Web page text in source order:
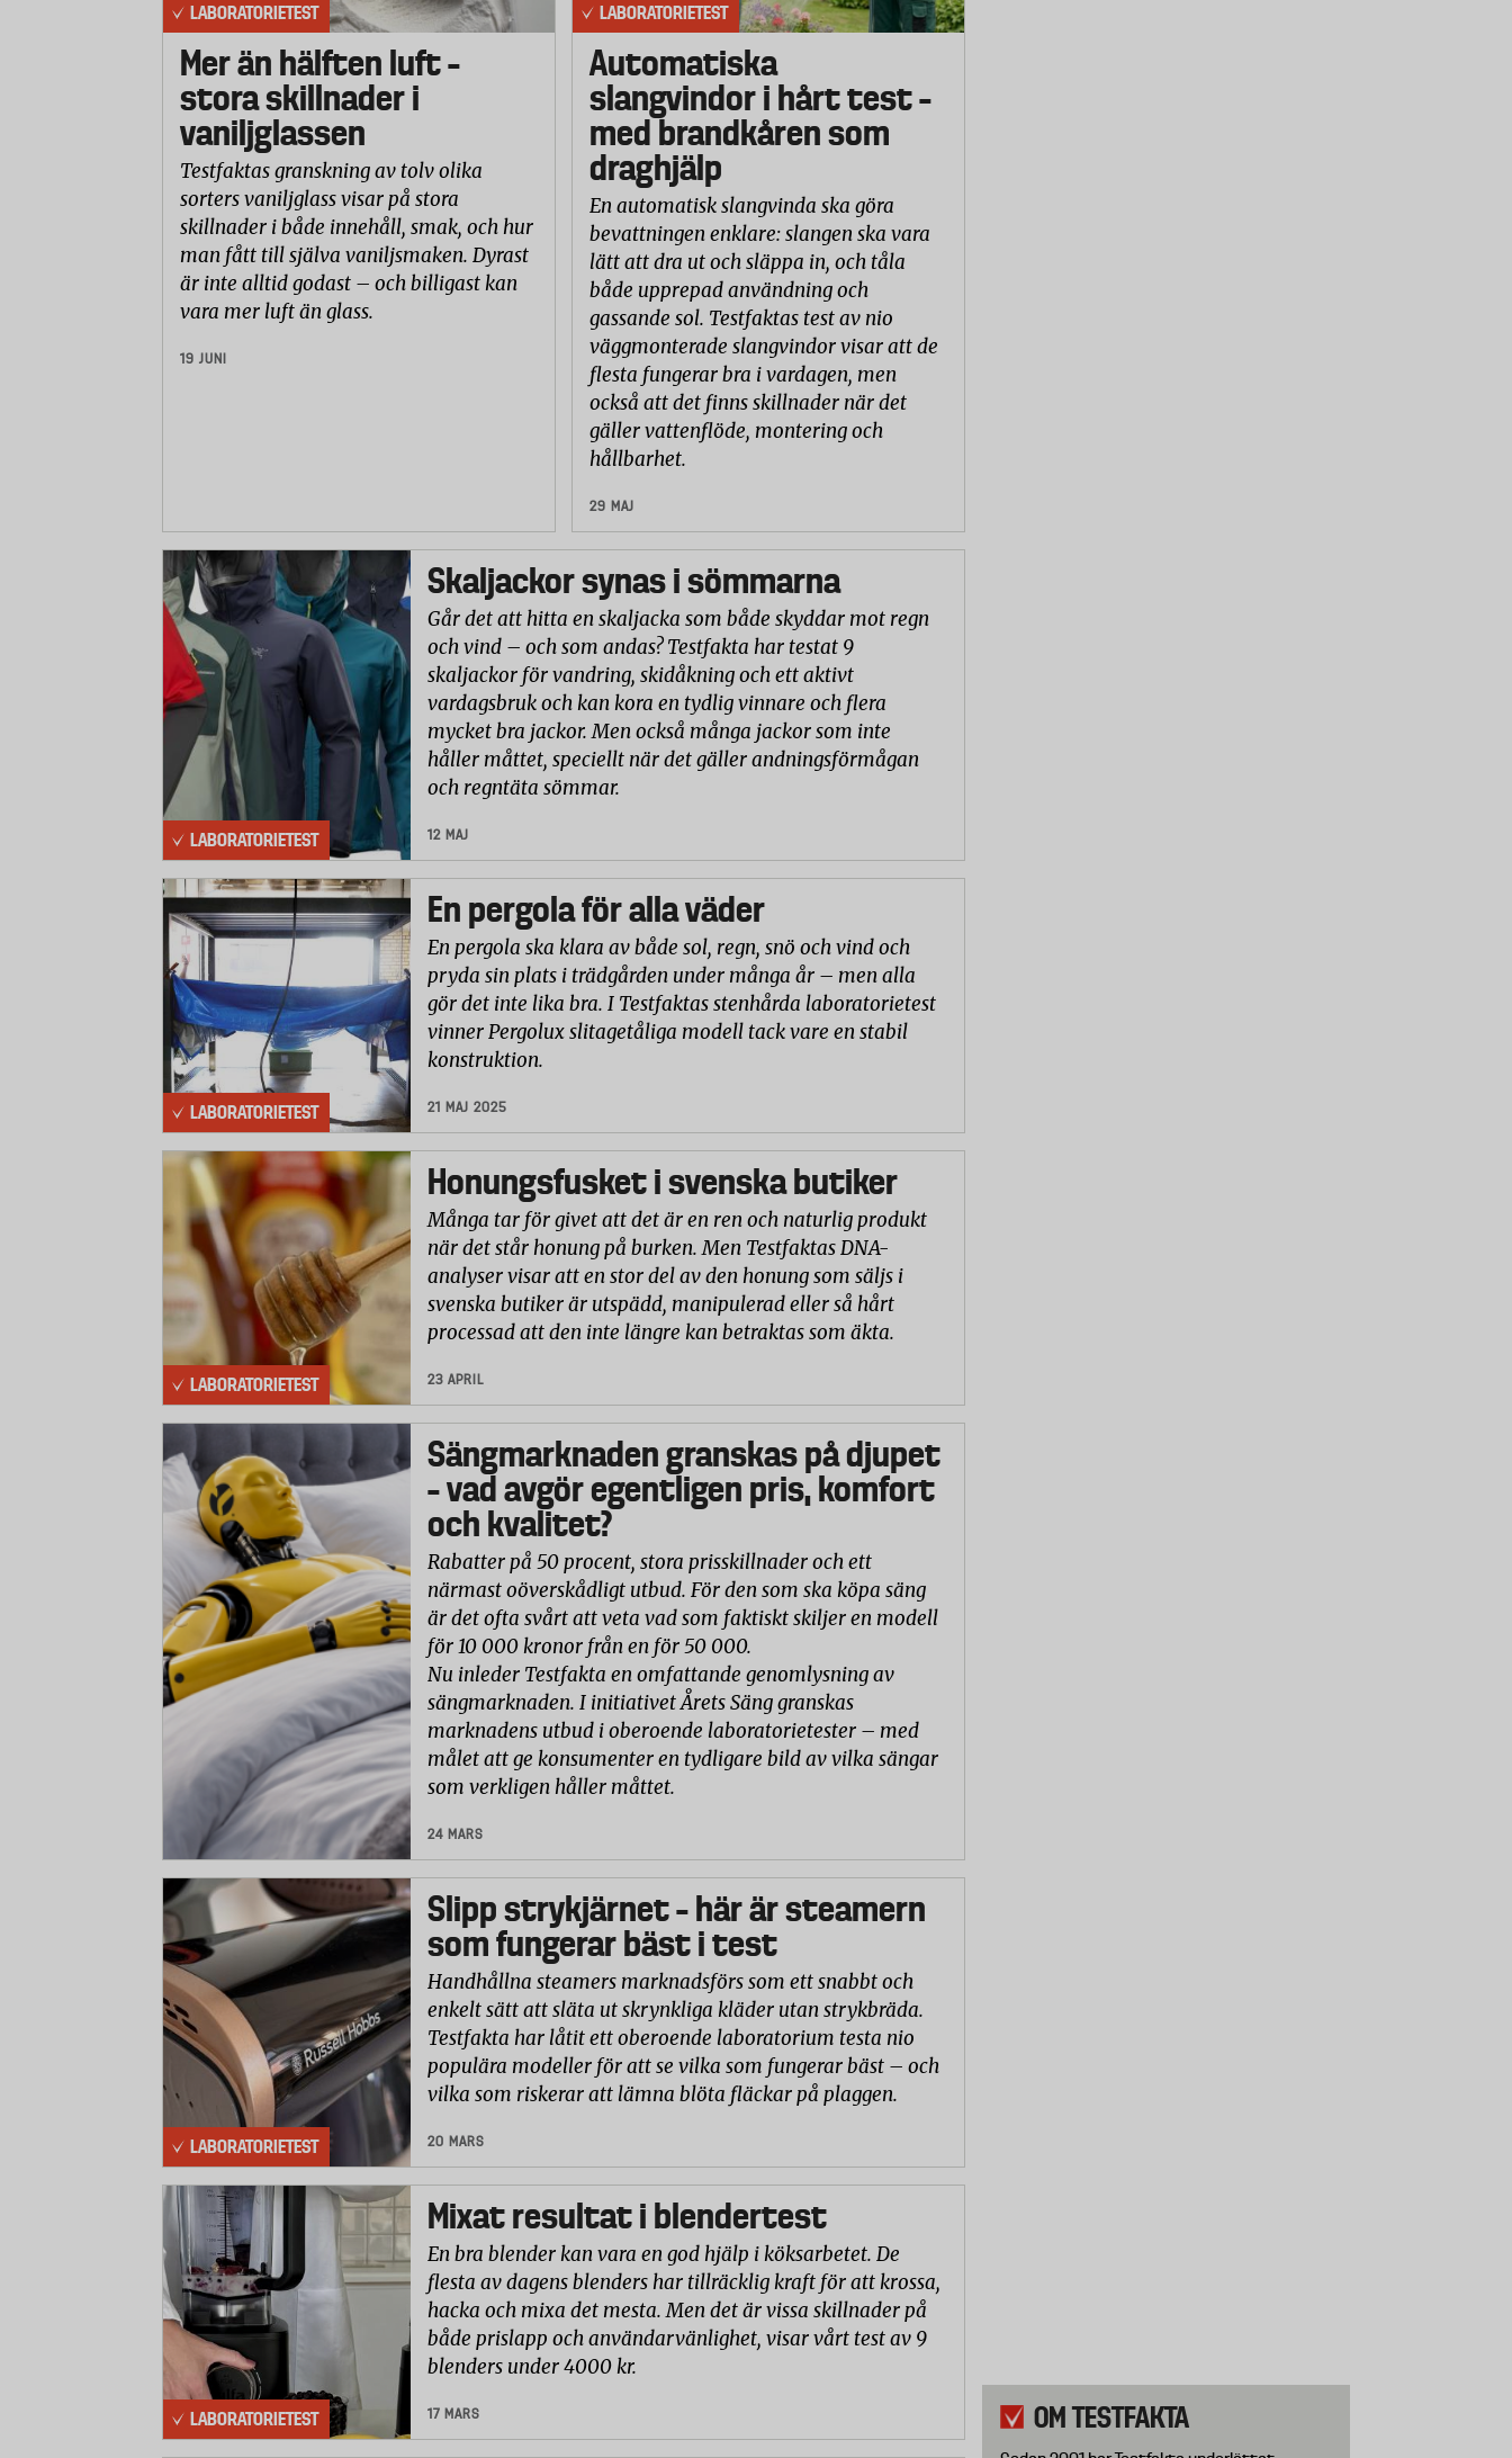
LABORATORIETEST
Mer än hälften luft –
stora skillnader i
vaniljglassen
Testfaktas granskning av tolv olika
sorters vaniljglass visar på stora
skillnader i både innehåll, smak, och hur
man fått till själva vaniljsmaken. Dyrast
är inte alltid godast – och billigast kan
vara mer luft än glass.
19 JUNI
LABORATORIETEST
Automatiska
slangvindor i hårt test –
med brandkåren som
draghjälp
En automatisk slangvinda ska göra
bevattningen enklare: slangen ska vara
lätt att dra ut och släppa in, och tåla
både upprepad användning och
gassande sol. Testfaktas test av nio
väggmonterade slangvindor visar att de
flesta fungerar bra i vardagen, men
också att det finns skillnader när det
gäller vattenflöde, montering och
hållbarhet.
29 MAJ
LABORATORIETEST
Skaljackor synas i sömmarna
Går det att hitta en skaljacka som både skyddar mot regn
och vind – och som andas? Testfakta har testat 9
skaljackor för vandring, skidåkning och ett aktivt
vardagsbruk och kan kora en tydlig vinnare och flera
mycket bra jackor. Men också många jackor som inte
håller måttet, speciellt när det gäller andningsförmågan
och regntäta sömmar.
12 MAJ
LABORATORIETEST
En pergola för alla väder
En pergola ska klara av både sol, regn, snö och vind och
pryda sin plats i trädgården under många år – men alla
gör det inte lika bra. I Testfaktas stenhårda laboratorietest
vinner Pergolux slitagetåliga modell tack vare en stabil
konstruktion.
21 MAJ 2025
LABORATORIETEST
Honungsfusket i svenska butiker
Många tar för givet att det är en ren och naturlig produkt
när det står honung på burken. Men Testfaktas DNA-
analyser visar att en stor del av den honung som säljs i
svenska butiker är utspädd, manipulerad eller så hårt
processad att den inte längre kan betraktas som äkta.
23 APRIL
Sängmarknaden granskas på djupet
– vad avgör egentligen pris, komfort
och kvalitet?
Rabatter på 50 procent, stora prisskillnader och ett
närmast oöverskådligt utbud. För den som ska köpa säng
är det ofta svårt att veta vad som faktiskt skiljer en modell
för 10 000 kronor från en för 50 000.
Nu inleder Testfakta en omfattande genomlysning av
sängmarknaden. I initiativet Årets Säng granskas
marknadens utbud i oberoende laboratorietester – med
målet att ge konsumenter en tydligare bild av vilka sängar
som verkligen håller måttet.
24 MARS
LABORATORIETEST
Slipp strykjärnet – här är steamern
som fungerar bäst i test
Handhållna steamers marknadsförs som ett snabbt och
enkelt sätt att släta ut skrynkliga kläder utan strykbräda.
Testfakta har låtit ett oberoende laboratorium testa nio
populära modeller för att se vilka som fungerar bäst – och
vilka som riskerar att lämna blöta fläckar på plaggen.
20 MARS
LABORATORIETEST
Mixat resultat i blendertest
En bra blender kan vara en god hjälp i köksarbetet. De
flesta av dagens blenders har tillräcklig kraft för att krossa,
hacka och mixa det mesta. Men det är vissa skillnader på
både prislapp och användarvänlighet, visar vårt test av 9
blenders under 4000 kr.
17 MARS OM TESTFAKTA